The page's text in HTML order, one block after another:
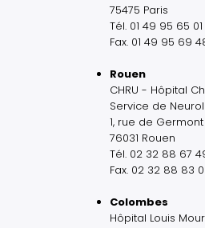
75475 Paris
Tél. 01 49 95 65 01
Fax. 01 49 95 69
Rouen
CHRU - Hôpital
Service de
1, rue de Germont
76031 Rouen
Tél. 02 32 88 67
Fax. 02 32 88 83
Colombes
Hôpital Louis